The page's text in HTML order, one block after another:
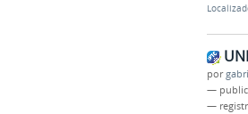
por
—
—